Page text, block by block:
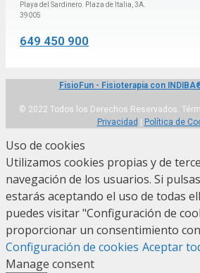
Playa del Sardinero. Plaza de Italia, 3A.
39005
649 450 900
FisioFun - Fisioterapia con
© 2022 Todos los Derechos Reservados.
Privacidad
Política de
Uso de cookies
Utilizamos cookies propias y de
navegación de los usuarios. Si
estarás aceptando el uso de todas
puedes visitar "Configuración de
proporcionar un consentimiento
Configuración de cookies Aceptar
Manage consent